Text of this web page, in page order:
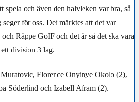
spela och även den halvleken var bra, så
för oss. Det märktes att det var
Räppe GoIF och det är så det ska vara
division 3 lag.
Florence Onyinye Okolo (2),
Söderlind och Izabell Afram (2).